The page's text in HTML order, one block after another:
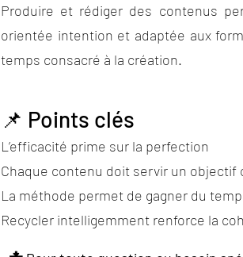
Produire et rédiger des contenus
orientée intention et adaptée aux
temps consacré à la création.
📌 Points clés
L’efficacité prime sur la perfection
Chaque contenu doit servir un objectif
La méthode permet de gagner du
Recycler intelligemment renforce la